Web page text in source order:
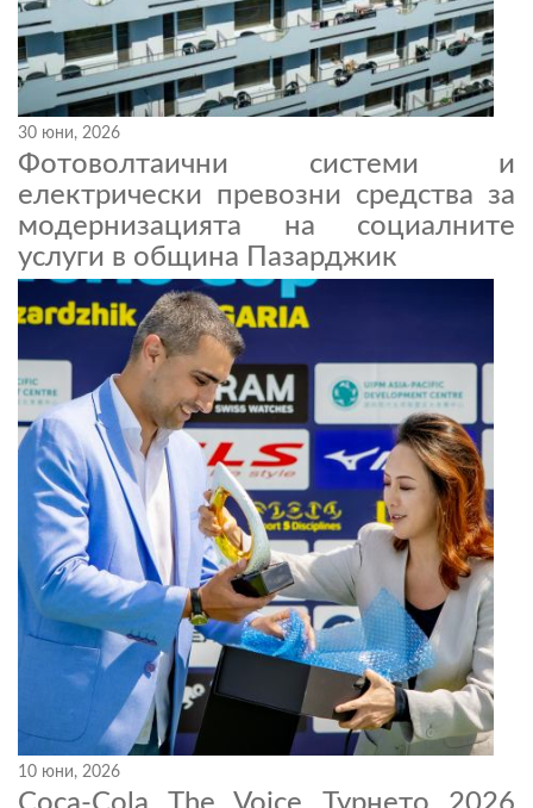
30 юни, 2026
Фотоволтаични системи и
електрически превозни средства за
модернизацията на социалните
услуги в община Пазарджик
10 юни, 2026